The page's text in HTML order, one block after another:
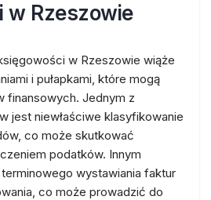
w Rzeszowie
w Rzeszowie wiąże
i pułapkami, które mogą
finansowych. Jednym z
jest niewłaściwe klasyfikowanie
co może skutkować
podatków. Innym
wystawiania faktur
co może prowadzić do